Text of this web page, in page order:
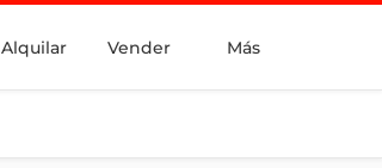
Alquilar Vender Más